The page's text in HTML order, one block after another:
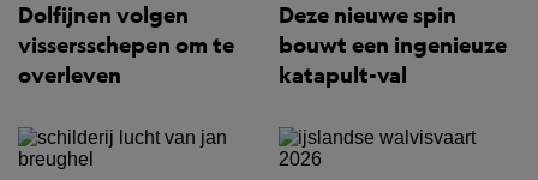
Dolfijnen volgen
vissersschepen om te
overleven
Deze nieuwe spin
bouwt een ingenieuze
katapult-val